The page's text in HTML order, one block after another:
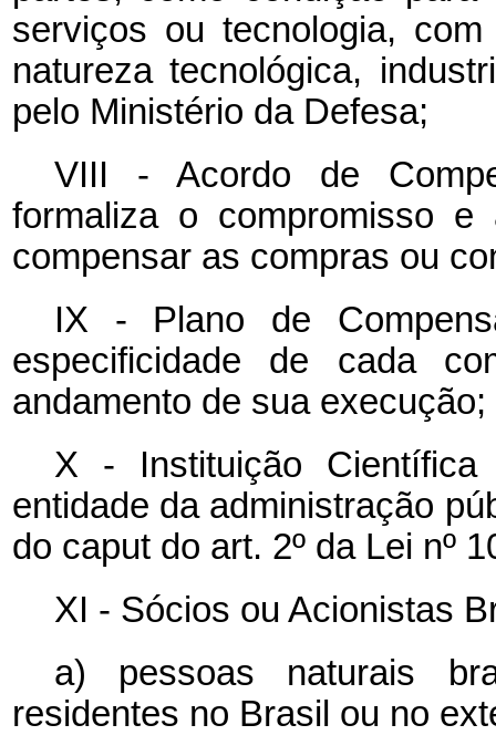
serviços ou tecnologia,
natureza tecnológica,
pelo Ministério da Defesa;
VIII - Acordo de
formaliza o compromisso
compensar as compras ou
IX - Plano de
especificidade de cada
andamento de sua execução;
X - Instituição
entidade da administração
do caput do art. 2º da Lei nº
XI - Sócios ou Acionistas
a) pessoas naturais
residentes no Brasil ou no